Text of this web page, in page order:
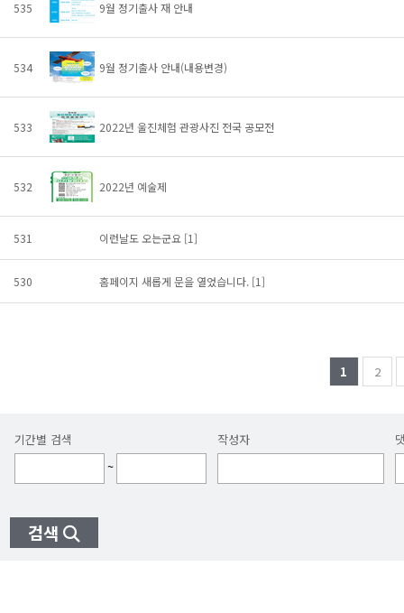
535 9월 정기출사 재 안내
534 9월 정기출사 안내(내용변경)
533 2022년 울진체험 관광사진 전국 공모전
532 2022년 예술제
531 이런날도 오는군요 [1]
530 홈페이지 새롭게 문을 열었습니다. [1]
1 2
기간별 검색
~
작성자
검색